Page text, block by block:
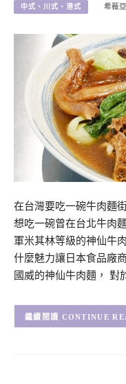
中式、川式、港式 希薇
在台灣要吃一碗牛肉麵
想吃一碗曾在台北牛肉
軍米其林等級的神仙牛
什麼魅力讓日本食品廠
國威的神仙牛肉麵， 對
CONTINUE